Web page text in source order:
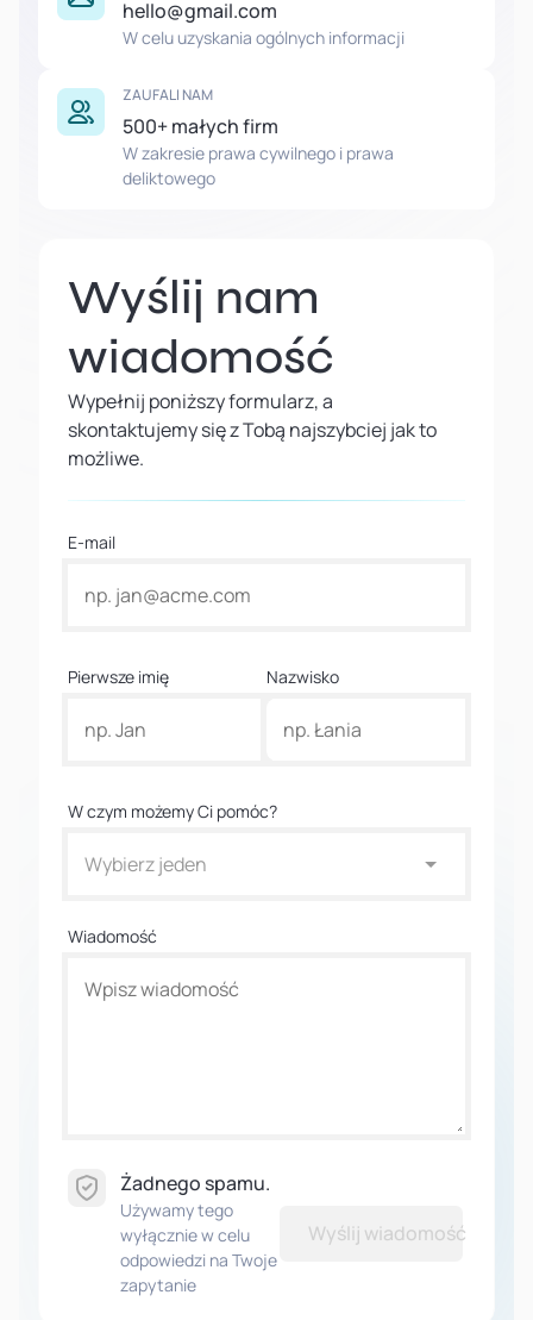
hello@gmail.com
W celu uzyskania ogólnych informacji
ZAUFALI NAM
500+ małych firm
W zakresie prawa cywilnego i prawa
deliktowego
Wyślij nam
wiadomość
Wypełnij poniższy formularz, a
skontaktujemy się z Tobą najszybciej jak to
możliwe.
E-mail
Pierwsze imię Nazwisko
W czym możemy Ci pomóc?
Wybierz jeden
Wiadomość
Żadnego spamu.
Używamy tego
wyłącznie w celu
odpowiedzi na Twoje
zapytanie
Wyślij wiadomość